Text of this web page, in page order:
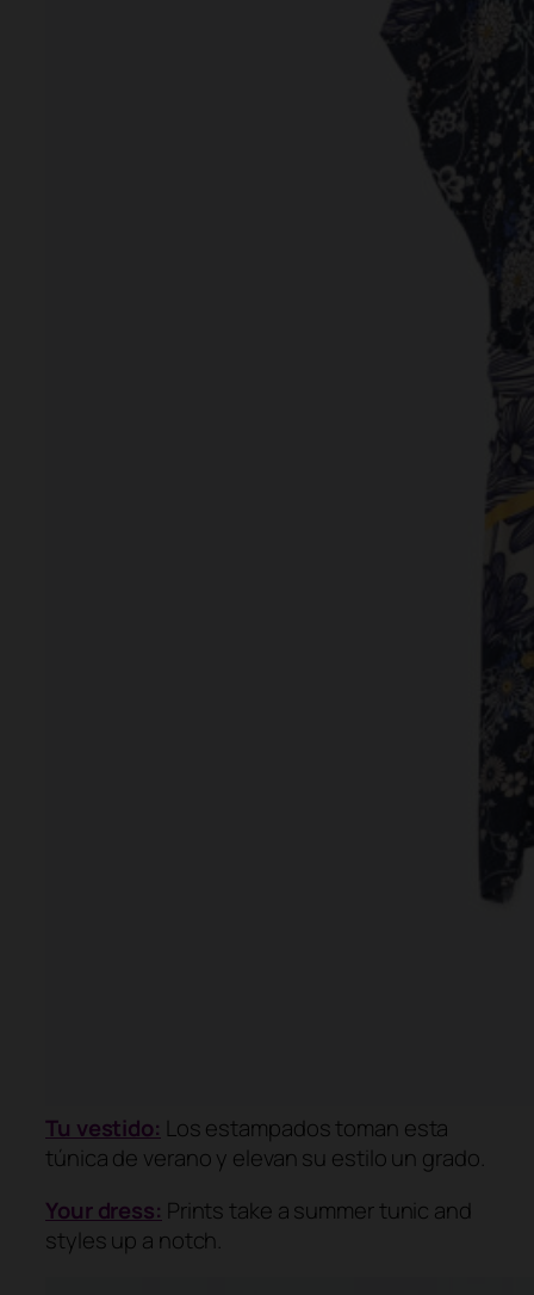
Tu vestido: Los estampados toman esta
túnica de verano y elevan su estilo un grado.
Your dress: Prints take a summer tunic and
styles up a notch.